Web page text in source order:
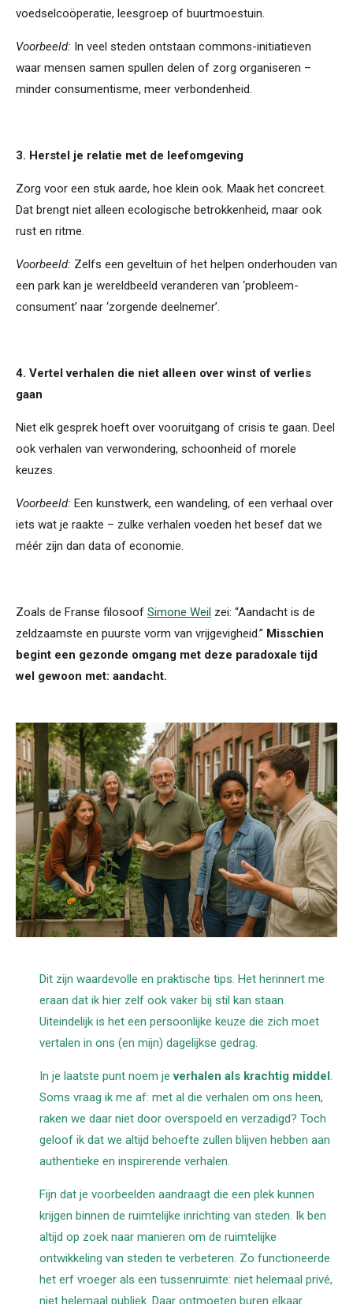
voedselcoöperatie, leesgroep of buurtmoestuin.
Voorbeeld: In veel steden ontstaan commons-initiatieven
waar mensen samen spullen delen of zorg organiseren –
minder consumentisme, meer verbondenheid.
3. Herstel je relatie met de leefomgeving
Zorg voor een stuk aarde, hoe klein ook. Maak het concreet.
Dat brengt niet alleen ecologische betrokkenheid, maar ook
rust en ritme.
Voorbeeld: Zelfs een geveltuin of het helpen onderhouden van
een park kan je wereldbeeld veranderen van ‘probleem-
consument’ naar ‘zorgende deelnemer’.
4. Vertel verhalen die niet alleen over winst of verlies
gaan
Niet elk gesprek hoeft over vooruitgang of crisis te gaan. Deel
ook verhalen van verwondering, schoonheid of morele
keuzes.
Voorbeeld: Een kunstwerk, een wandeling, of een verhaal over
iets wat je raakte – zulke verhalen voeden het besef dat we
méér zijn dan data of economie.
Zoals de Franse filosoof Simone Weil zei: “Aandacht is de
zeldzaamste en puurste vorm van vrijgevigheid.” Misschien
begint een gezonde omgang met deze paradoxale tijd
wel gewoon met: aandacht.
Dit zijn waardevolle en praktische tips. Het herinnert me
eraan dat ik hier zelf ook vaker bij stil kan staan.
Uiteindelijk is het een persoonlijke keuze die zich moet
vertalen in ons (en mijn) dagelijkse gedrag.
In je laatste punt noem jeverhalen als krachtig middel.
Soms vraag ik me af: met al die verhalen om ons heen,
raken we daar niet door overspoeld en verzadigd? Toch
geloof ik dat we altijd behoefte zullen blijven hebben aan
authentieke en inspirerende verhalen.
Fijn dat je voorbeelden aandraagt die een plek kunnen
krijgen binnen de ruimtelijke inrichting van steden. Ik ben
altijd op zoek naar manieren om de ruimtelijke
ontwikkeling van steden te verbeteren. Zo functioneerde
het erf vroeger als een tussenruimte: niet helemaal privé,
niet helemaal publiek. Daar ontmoeten buren elkaar